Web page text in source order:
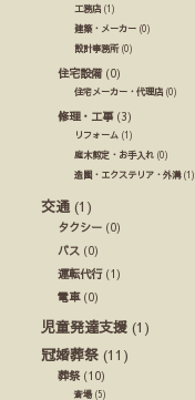
工務店 (1)
建築・メーカー (0)
設計事務所(0)
住宅設備(0)
住宅メーカー・代理店 (0)
修理・工事(3)
リフォーム (1)
庭木剪定・お手入れ (0)
造園・エクステリア・外溝(1)
交通 (1)
タクシー (0)
バス (0)
運転代行(1)
電車(0)
児童発達支援 (1)
冠婚葬祭 (11)
葬祭(10)
斎場(5)